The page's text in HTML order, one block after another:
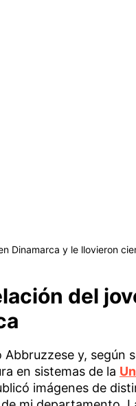
Dinamarca y le llovieron
del
Abbruzzese y, según
en sistemas de la
imágenes de